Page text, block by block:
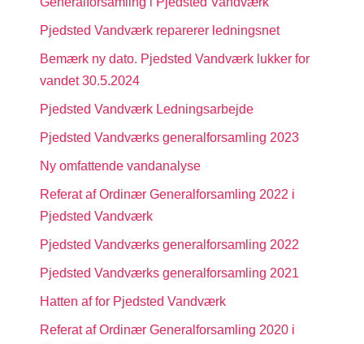
Pjedsted Vandværk reparerer ledningsnet
Bemærk ny dato. Pjedsted Vandværk lukker for
vandet 30.5.2024
Pjedsted Vandværk Ledningsarbejde
Pjedsted Vandværks generalforsamling 2023
Ny omfattende vandanalyse
Referat af Ordinær Generalforsamling 2022 i
Pjedsted Vandværk
Pjedsted Vandværks generalforsamling 2022
Pjedsted Vandværks generalforsamling 2021
Hatten af for Pjedsted Vandværk
Referat af Ordinær Generalforsamling 2020 i